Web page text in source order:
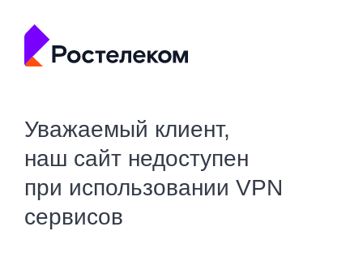
Уважаемый клиент,
наш сайт недоступен
при использовании VPN
сервисов